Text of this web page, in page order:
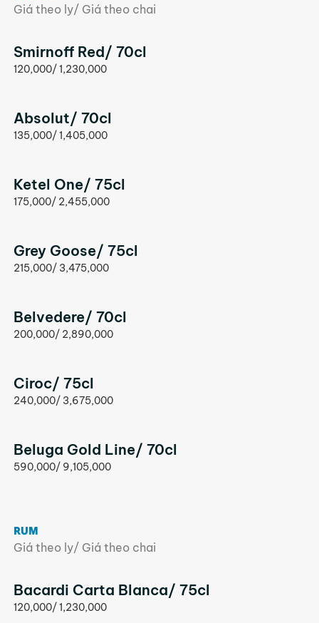
Giá theo ly/ Giá theo chai
Smirnoff Red/ 70cl
120,000/ 1,230,000
Absolut/ 70cl
135,000/ 1,405,000
Ketel One/ 75cl
175,000/ 2,455,000
Grey Goose/ 75cl
215,000/ 3,475,000
Belvedere/ 70cl
200,000/ 2,890,000
Ciroc/ 75cl
240,000/ 3,675,000
Beluga Gold Line/ 70cl
590,000/ 9,105,000
RUM
Giá theo ly/ Giá theo chai
Bacardi Carta Blanca/ 75cl
120,000/ 1,230,000